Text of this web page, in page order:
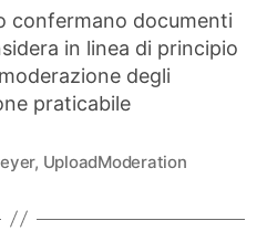
confermano documenti
in linea di principio
degli
praticabile
, UploadModeration